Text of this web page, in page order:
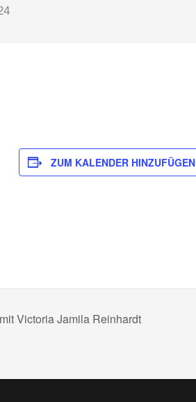
ZUM KALENDER HINZUFÜGEN
Victoria Jamila Reinhardt